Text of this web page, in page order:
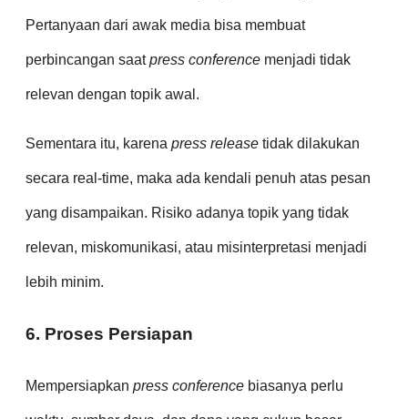
Pertanyaan dari awak media bisa membuat
perbincangan saatpress conference menjadi tidak
relevan dengan topik awal.
Sementara itu, karena press release tidak dilakukan
secara real-time, maka ada kendali penuh atas pesan
yang disampaikan. Risiko adanya topik yang tidak
relevan, miskomunikasi, atau misinterpretasi menjadi
lebih minim.
6. Proses Persiapan
Mempersiapkan press conference biasanya perlu